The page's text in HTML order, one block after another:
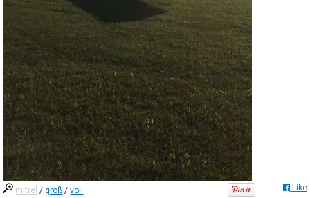
mittel /groß /voll Like